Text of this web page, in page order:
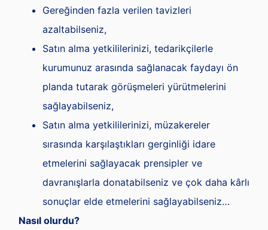
Gereğinden fazla verilen tavizleri
azaltabilseniz,
Satın alma yetkililerinizi, tedarikçilerle
kurumunuz arasında sağlanacak faydayı ön
planda tutarak görüşmeleri yürütmelerini
sağlayabilseniz,
Satın alma yetkililerinizi, müzakereler
sırasında karşılaştıkları gerginliği idare
etmelerini sağlayacak prensipler ve
davranışlarla donatabilseniz ve çok daha kârlı
sonuçlar elde etmelerini sağlayabilseniz…
Nasıl olurdu?